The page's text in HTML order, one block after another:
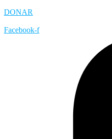
DONAR
Facebook-f